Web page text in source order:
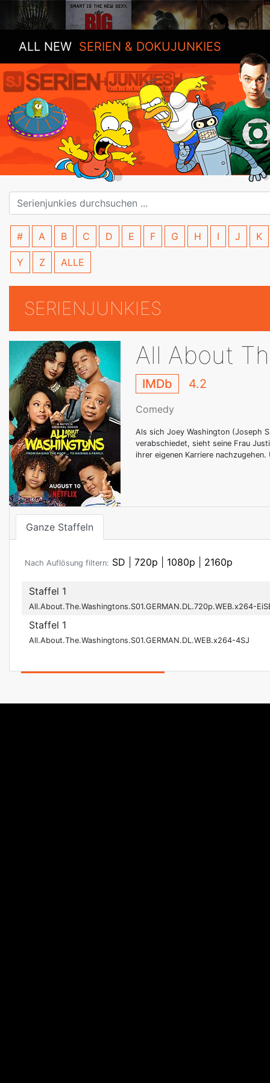
ALL NEW SERIEN & DOKUJUNKIES
# A B C D E F G H I J K
Y Z ALLE
SERIENJUNKIES
All About
IMDb 4.2
Comedy
Als sich Joey Washington (Joseph
verabschiedet, sieht seine Frau
ihrer eigenen Karriere
Ganze Staffeln
Nach Auflösung filtern: SD 720p 1080p 2160p
Staffel 1
All.About.The.Washingtons.S01.GERMAN.DL.720p.WEB.x264-
Staffel 1
All.About.The.Washingtons.S01.GERMAN.DL.WEB.x264-4SJ